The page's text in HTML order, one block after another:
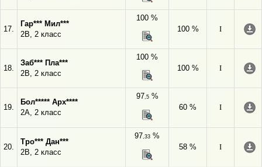
17.
Гар*** Мил***
2В, 2 класс
100 %
100 %
I
18.
Заб*** Пла***
2В, 2 класс
100 %
100 %
I
19.
Бол***** Арх****
2А, 2 класс
97,5%
60 %
I
20.
Тро*** Дан***
2В, 2 класс
97,33 %
58 %
I